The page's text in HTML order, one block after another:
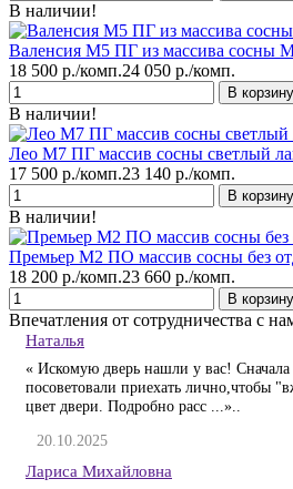
В наличии!
Валенсия М5 ПГ из массива сосны
18 500 р./комп.24 050 р./комп.
В корзину
В наличии!
Лео М7 ПГ массив сосны светлый
17 500 р./комп.23 140 р./комп.
В корзину
В наличии!
Премьер М2 ПО массив сосны без
18 200 р./комп.23 660 р./комп.
В корзину
Впечатления от сотрудничества с
Наталья
« Искомую дверь нашли у вас!
посоветовали приехать лично,чтобы
цвет двери. Подробно расс ...»..
20.10.2025
Лариса Михайловна